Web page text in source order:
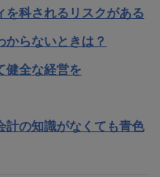
を科されるリスクがある
からないときは？
健全な経営を
計の知識がなくても青色